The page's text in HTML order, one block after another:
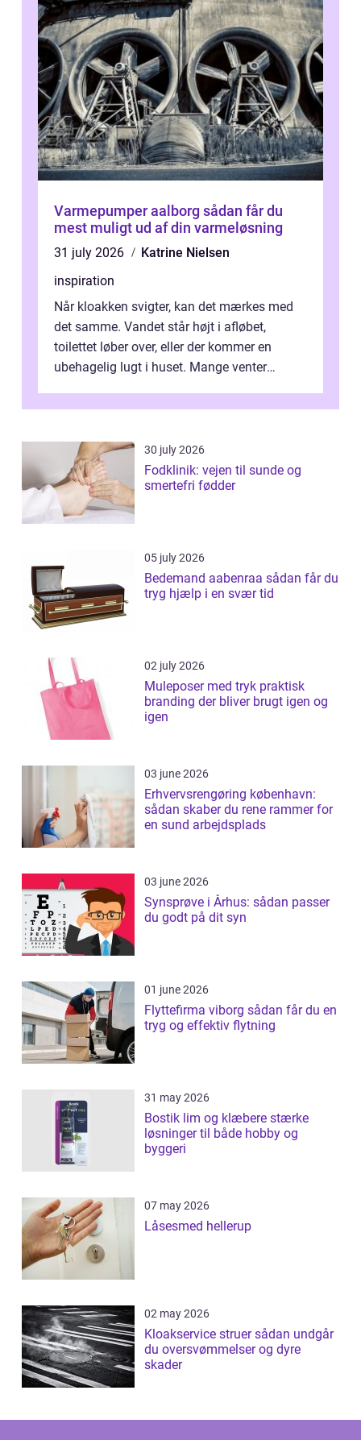
Varmepumper aalborg sådan får du
mest muligt ud af din varmeløsning
31 july 2026
Katrine Nielsen
inspiration
Når kloakken svigter, kan det mærkes med
det samme. Vandet står højt i afløbet,
toilettet løber over, eller der kommer en
ubehagelig lugt i huset. Mange venter
30 july 2026
Fodklinik: vejen til sunde og
smertefri fødder
05 july 2026
Bedemand aabenraa sådan får du
tryg hjælp i en svær tid
02 july 2026
Muleposer med tryk praktisk
branding der bliver brugt igen og
igen
03 june 2026
Erhvervsrengøring københavn:
sådan skaber du rene rammer for
en sund arbejdsplads
03 june 2026
Synsprøve i Århus: sådan passer
du godt på dit syn
01 june 2026
Flyttefirma viborg sådan får du en
tryg og effektiv flytning
31 may 2026
Bostik lim og klæbere stærke
løsninger til både hobby og
byggeri
07 may 2026
Låsesmed hellerup
02 may 2026
Kloakservice struer sådan undgår
du oversvømmelser og dyre
skader